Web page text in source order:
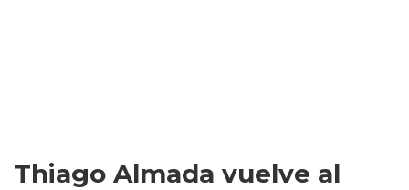
Thiago Almada vuelve al